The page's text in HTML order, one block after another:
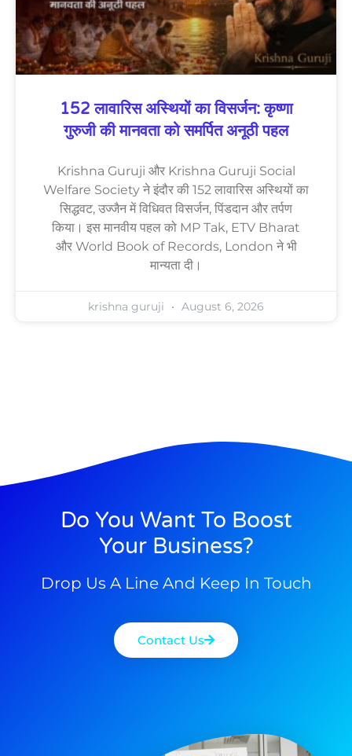
152 लावारिस अस्थियों का विसर्जन: कृष्णा
गुरुजी की मानवता को समर्पित अनूठी पहल
Krishna Guruji और Krishna Guruji Social
Welfare Society ने इंदौर की 152 लावारिस अस्थियों का
सिद्धवट, उज्जैन में विधिवत विसर्जन, पिंडदान और तर्पण
किया। इस मानवीय पहल को MP Tak, ETV Bharat
और World Book of Records, London ने भी
मान्यता दी।
krishna guruji August 6, 2026
Do You Want To Boost
Your Business?
Drop Us A Line And Keep In Touch
Contact Us